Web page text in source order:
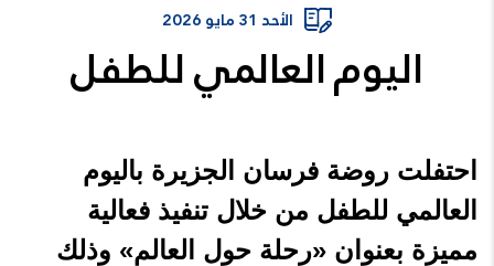
الأحد 31 مايو 2026
اليوم العالمي للطفل
احتفلت روضة فرسان الجزيرة باليوم
العالمي للطفل من خلال تنفيذ فعالية
مميزة بعنوان «رحلة حول العالم» وذلك